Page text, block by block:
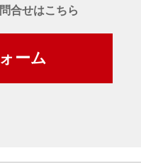
合せはこちら
ーム